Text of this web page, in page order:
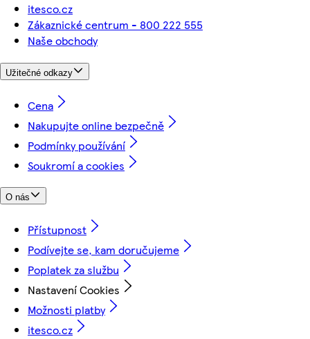
itesco.cz
Zákaznické centrum - 800 222 555
Naše obchody
Užitečné odkazy
Cena
Nakupujte online bezpečně
Podmínky používání
Soukromí a cookies
O nás
Přístupnost
Podívejte se, kam doručujeme
Poplatek za službu
Nastavení Cookies
Možnosti platby
itesco.cz